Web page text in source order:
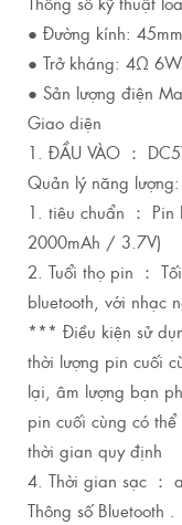
● Đường kính:
● Trở kháng: 4Ω
● Sản lượng điện
Giao diện
1. ĐẦU VÀO ：
Quản lý năng lượng:
1. tiêu chuẩn ： Pin
2000mAh / 3.7V)
2. Tuổi thọ pin ：
bluetooth, với nhạc
*** Điều kiện sử
thời lượng pin cuối
lại, âm lượng bạn
pin cuối cùng có
thời gian quy định
4. Thời gian sạc ：
Thông số Bluetooth .